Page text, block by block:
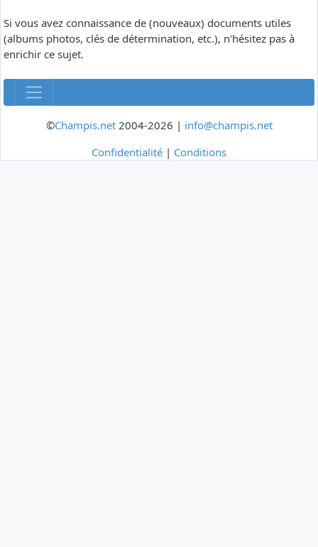
Si vous avez connaissance de (nouveaux) documents utiles
(albums photos, clés de détermination, etc.), n'hésitez pas à
enrichir ce sujet.
©Champis.net2004-2026 | info@champis.net
Confidentialité | Conditions